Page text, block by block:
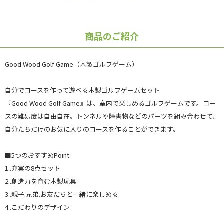
商品のご紹介
Good Wood Golf Game（木製ゴルフゲーム）
自分でコースを作って遊べる木製ゴルフゲームセット
『Good Wood Golf Game』は、室内で楽しめるゴルフゲームです。コー
スの難易度は自由自在。トンネルや障害物などのパーツを組み合わせて、
自分たちだけのお気に入りのコースを作ることができます。
■5つのおすすめPoint
1..充実の8点セット
2..創造力を育む木製玩具
3..親子.兄弟.お友だちと一緒に楽しめる
4..こだわりのデザイン